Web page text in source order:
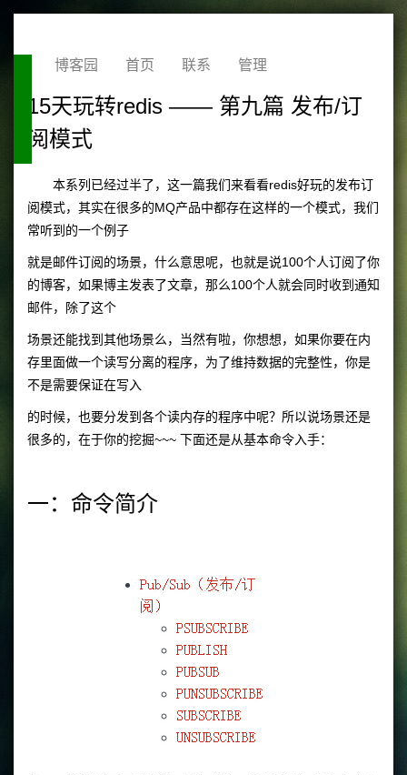
博客园 首页 联系 管理
15天玩转redis —— 第九篇 发布/订
阅模式
本系列已经过半了，这一篇我们来看看redis好玩的发布订
阅模式，其实在很多的MQ产品中都存在这样的一个模式，我们
常听到的一个例子
就是邮件订阅的场景，什么意思呢，也就是说100个人订阅了你
的博客，如果博主发表了文章，那么100个人就会同时收到通知
邮件，除了这个
场景还能找到其他场景么，当然有啦，你想想，如果你要在内
存里面做一个读写分离的程序，为了维持数据的完整性，你是
不是需要保证在写入
的时候，也要分发到各个读内存的程序中呢？所以说场景还是
很多的，在于你的挖掘~~~ 下面还是从基本命令入手：
一：命令简介